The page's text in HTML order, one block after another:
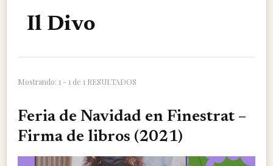
Il Divo
Mostrando: 1 - 1 de 1 RESULTADOS
Feria de Navidad en Finestrat –
Firma de libros (2021)